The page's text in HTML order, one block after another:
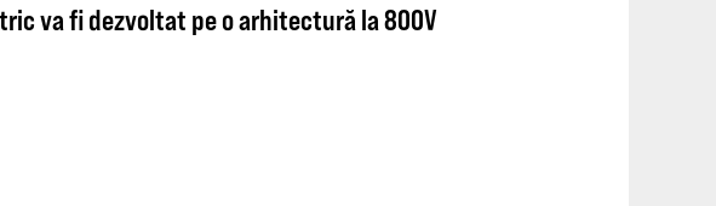
va fi dezvoltat pe o arhitectură la 800V